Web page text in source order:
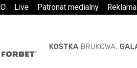
Live Patronat medialny Reklama